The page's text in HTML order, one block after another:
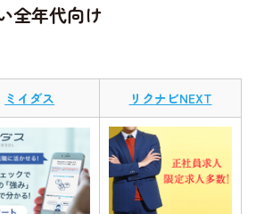
全年代向け
ミイダス リクナビNEXT